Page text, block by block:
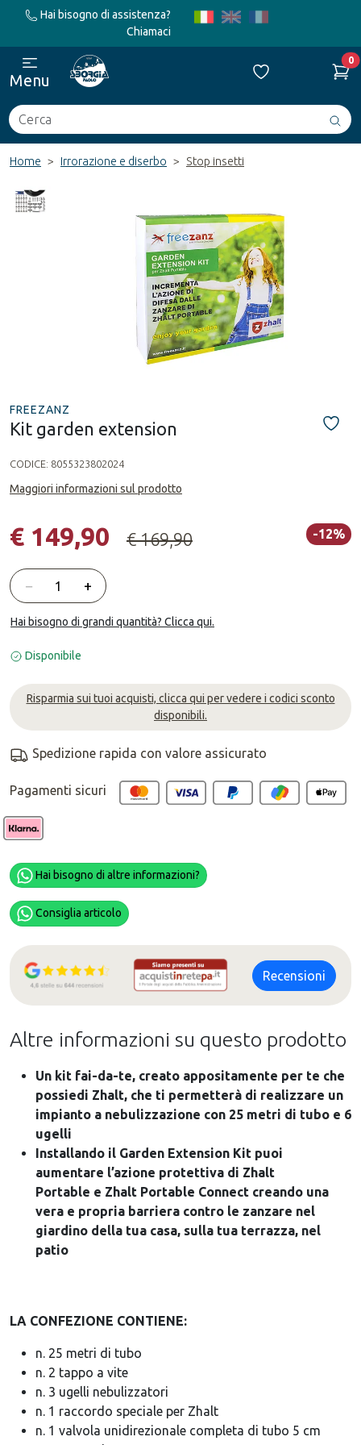
Hai bisogno di assistenza?
Chiamaci
Cerca
0
Menu
Home Irrorazione e diserbo Stop insetti
FREEZANZ
Kit garden extension
CODICE: 8055323802024
Maggiori informazioni sul prodotto
-12%
€ 149,90 € 169,90
Quantità
− +
Hai bisogno di grandi quantità? Clicca qui.
Disponibile
Risparmia sui tuoi acquisti, clicca qui per vedere i codici sconto
disponibili.
Spedizione rapida con valore assicurato
Pagamenti sicuri
Hai bisogno di altre informazioni?
Consiglia articolo
Recensioni
Altre informazioni su questo prodotto
Un kit fai-da-te, creato appositamente per te che
possiedi Zhalt, che ti permetterà di realizzare un
impianto a nebulizzazione con 25 metri di tubo e 6
ugelli
Installando il Garden Extension Kit puoi
aumentare l’azione protettiva di Zhalt
Portable e Zhalt Portable Connect creando una
vera e propria barriera contro le zanzare nel
giardino della tua casa, sulla tua terrazza, nel
patio
LA CONFEZIONE CONTIENE:
n. 25 metri di tubo
n. 2 tappo a vite
n. 3 ugelli nebulizzatori
n. 1 raccordo speciale per Zhalt
n. 1 valvola unidirezionale completa di tubo 5 cm